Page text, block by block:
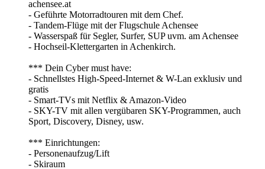
achensee.at
- Geführte Motorradtouren mit dem Chef.
- Tandem-Flüge mit der Flugschule Achensee
- Wasserspaß für Segler, Surfer, SUP uvm. am Achensee
- Hochseil-Klettergarten in Achenkirch.
*** Dein Cyber must have:
- Schnellstes High-Speed-Internet & W-Lan exklusiv und
gratis
- Smart-TVs mit Netflix & Amazon-Video
- SKY-TV mit allen vergübaren SKY-Programmen, auch
Sport, Discovery, Disney, usw.
*** Einrichtungen:
- Personenaufzug/Lift
- Skiraum